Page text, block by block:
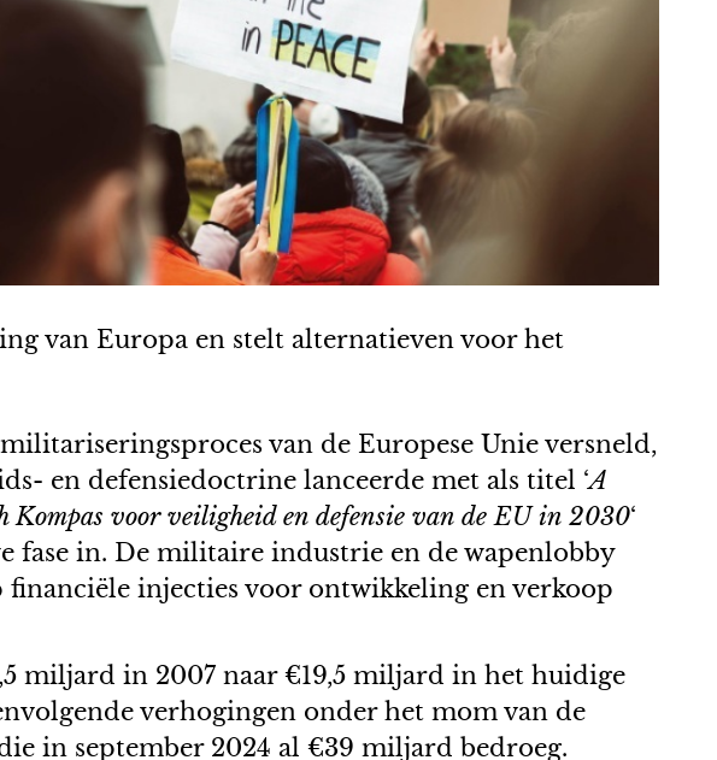
van Europa en stelt alternatieven voor het
van de Europese Unie versneld,
en defensiedoctrine lanceerde met als titel ‘A
Kompas voor veiligheid en defensie van de EU in 2030‘
fase in. De militaire industrie en de wapenlobby
injecties voor ontwikkeling en verkoop
miljard in 2007 naar €19,5 miljard in het huidige
verhogingen onder het mom van de
in september 2024 al €39 miljard bedroeg.